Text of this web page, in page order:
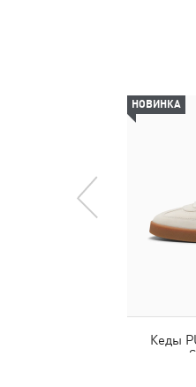
НОВИНКА
Кеды